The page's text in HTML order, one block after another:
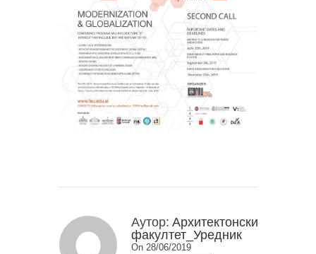
Аутор: Архитектонски
факултет_Уредник
On 28/06/2019